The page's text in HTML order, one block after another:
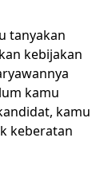
tanyakan
kebijakan
kamu
kamu
keberatan